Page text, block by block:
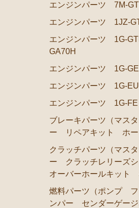
コロナマークⅡ チェイサー
エンジンパーツ M-EU
エンジンパーツ 5M-EU
エンジンパーツ 18R-GEU
エンジンパーツ（マウント 他）
ブレーキパーツ（マスターシ
クラッチパーツ（マスターシ
エンジンパーツ 7M-
エンジンパーツ 1JZ-
エンジンパーツ 1G-
GA70H
エンジンパーツ 1G-
エンジンパーツ 1G-
エンジンパーツ 1G-
ブレーキパーツ（マス
ー リペアキット ホー
クラッチパーツ（マス
ー クラッチレリーズ
オーバーホールキット
燃料パーツ（ポンプ
ンパー センダーゲージ